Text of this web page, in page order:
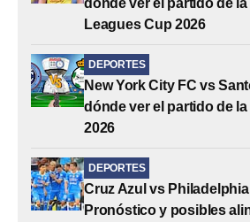
dónde ver el partido de
Leagues Cup 2026
DEPORTES
New York City FC vs
dónde ver el partido de
2026
DEPORTES
Cruz Azul vs
Pronóstico y posibles